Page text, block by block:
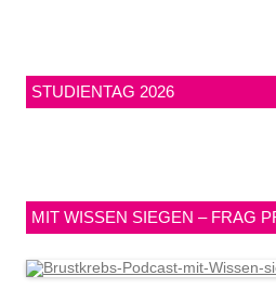
STUDIENTAG 2026
MIT WISSEN SIEGEN – FRAG